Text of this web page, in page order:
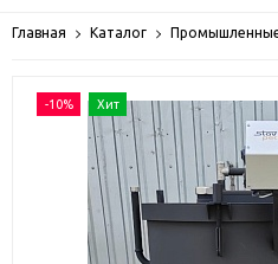
Главная Каталог
-10% Хит